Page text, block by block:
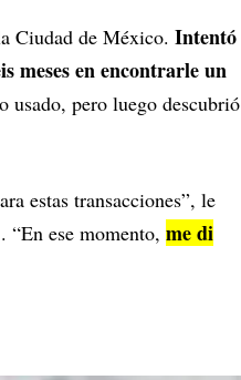
Ciudad de México. Intentó
meses en encontrarle un
usado, pero luego descubrió
estas transacciones”, le
. “En ese momento, me di